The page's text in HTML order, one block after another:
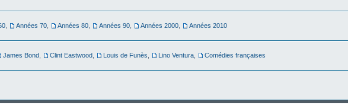
Années 70 Années 80 Années 90 Années 2000 Années 2010
James Bond Clint Eastwood Louis de Funès Lino Ventura Comédies françaises